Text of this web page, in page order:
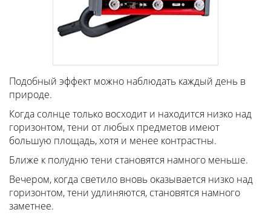
Подобный эффект можно наблюдать каждый день в
природе.
Когда солнце только восходит и находится низко над
горизонтом, тени от любых предметов имеют
большую площадь, хотя и менее контрастны.
Ближе к полудню тени становятся намного меньше.
Вечером, когда светило вновь оказывается низко над
горизонтом, тени удлиняются, становятся намного
заметнее.